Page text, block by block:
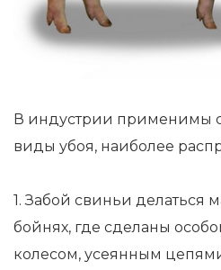
В индустрии применимы
виды убоя, наиболее
1. Забой свиньи делаться
бойнях, где сделаны
колесом, усеянным